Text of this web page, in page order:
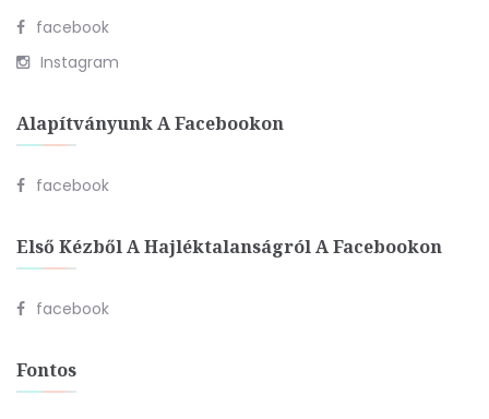
facebook
Instagram
Alapítványunk A Facebookon
facebook
Első Kézből A Hajléktalanságról A Facebookon
facebook
Fontos